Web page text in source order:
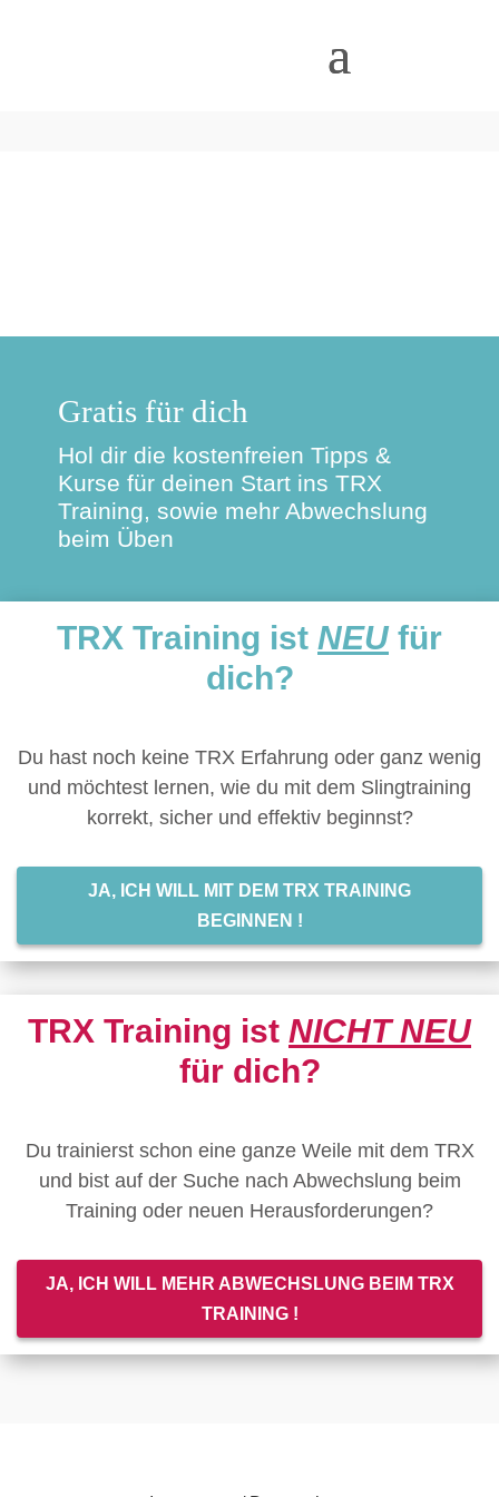
Gratis für dich
Hol dir die kostenfreien Tipps &
Kurse für deinen Start ins TRX
Training, sowie mehr Abwechslung
beim Üben
TRX Training ist NEUfür
dich?
Du hast noch keine TRX Erfahrung oder ganz wenig
und möchtest lernen, wie du mit dem Slingtraining
korrekt, sicher und effektiv beginnst?
JA, ICH WILL MIT DEM TRX TRAINING
BEGINNEN !
TRX Training ist NICHT NEU
für dich?
Du trainierst schon eine ganze Weile mit dem TRX
und bist auf der Suche nach Abwechslung beim
Training oder neuen Herausforderungen?
JA, ICH WILL MEHR ABWECHSLUNG BEIM TRX
TRAINING !